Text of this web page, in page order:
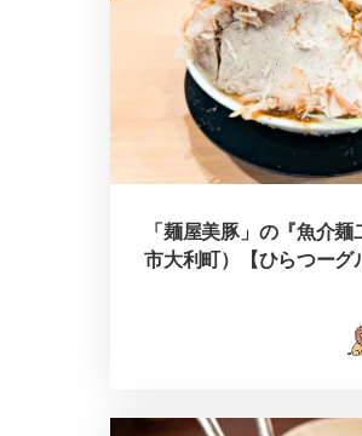
「麺屋美豚」の『魚介麺
市大利町）【ひらつーグ